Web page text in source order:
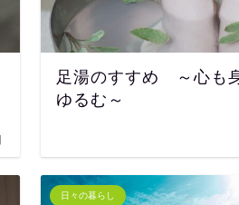
足湯のすすめ ～心も
ゆるむ～
日々の暮らし